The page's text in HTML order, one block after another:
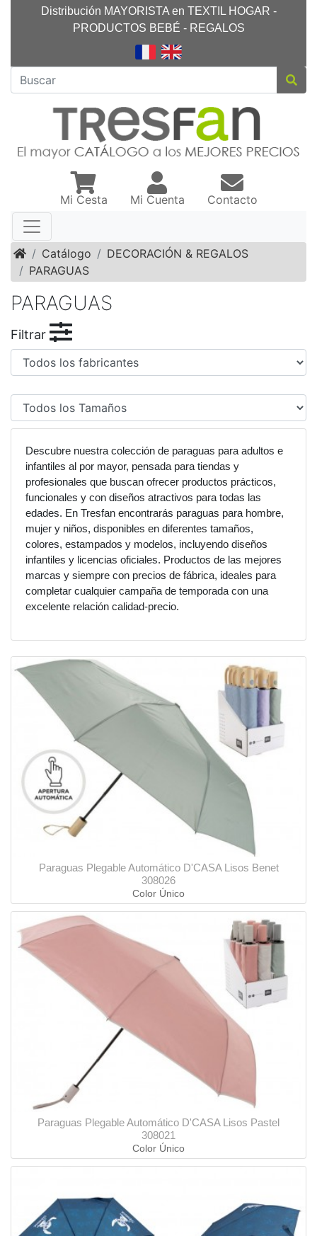
Distribución MAYORISTA en TEXTIL HOGAR -
PRODUCTOS BEBÉ - REGALOS
Mi Cesta Mi Cuenta Contacto
InicioCatálogo
DECORACIÓN & REGALOS
PARAGUAS
PARAGUAS
Filtrar
Descubre nuestra colección de paraguas para adultos e
infantiles al por mayor, pensada para tiendas y
profesionales que buscan ofrecer productos prácticos,
funcionales y con diseños atractivos para todas las
edades. En Tresfan encontrarás paraguas para hombre,
mujer y niños, disponibles en diferentes tamaños,
colores, estampados y modelos, incluyendo diseños
infantiles y licencias oficiales. Productos de las mejores
marcas y siempre con precios de fábrica, ideales para
completar cualquier campaña de temporada con una
excelente relación calidad-precio.
Paraguas Plegable Automático D'CASA Lisos Benet
308026
Color Único
Paraguas Plegable Automático D'CASA Lisos Pastel
308021
Color Único